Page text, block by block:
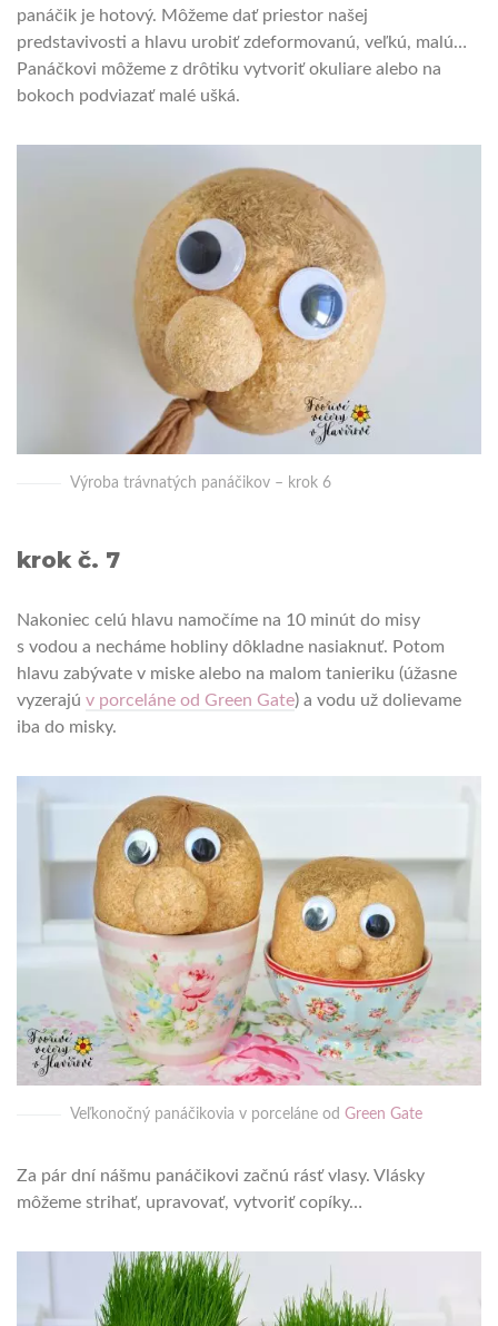
panáčik je hotový. Môžeme dať priestor našej
predstavivosti a hlavu urobiť zdeformovanú, veľkú, malú…
Panáčkovi môžeme z drôtiku vytvoriť okuliare alebo na
bokoch podviazať malé ušká.
Výroba trávnatých panáčikov – krok 6
krok č. 7
Nakoniec celú hlavu namočíme na 10 minút do misy
s vodou a necháme hobliny dôkladne nasiaknuť. Potom
hlavu zabývate v miske alebo na malom tanieriku (úžasne
vyzerajú v porceláne od Green Gate) a vodu už dolievame
iba do misky.
Veľkonočný panáčikovia v porceláne od Green Gate
Za pár dní nášmu panáčikovi začnú rásť vlasy. Vlásky
môžeme strihať, upravovať, vytvoriť copíky…